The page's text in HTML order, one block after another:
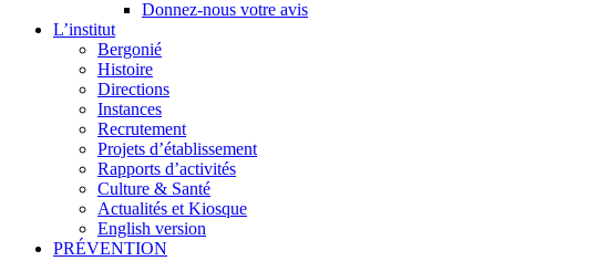
Donnez-nous votre avis
L’institut
Bergonié
Histoire
Directions
Instances
Recrutement
Projets d’établissement
Rapports d’activités
Culture & Santé
Actualités et Kiosque
English version
PRÉVENTION